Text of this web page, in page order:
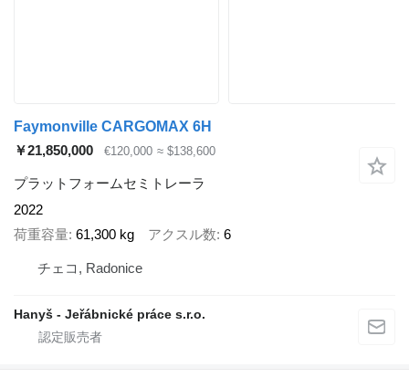
Faymonville CARGOMAX 6H
￥21,850,000
€120,000 ≈ $138,600
プラットフォームセミトレーラ
2022
荷重容量 61,300 kg アクスル数 6
チェコ, Radonice
Hanyš - Jeřábnické práce s.r.o.